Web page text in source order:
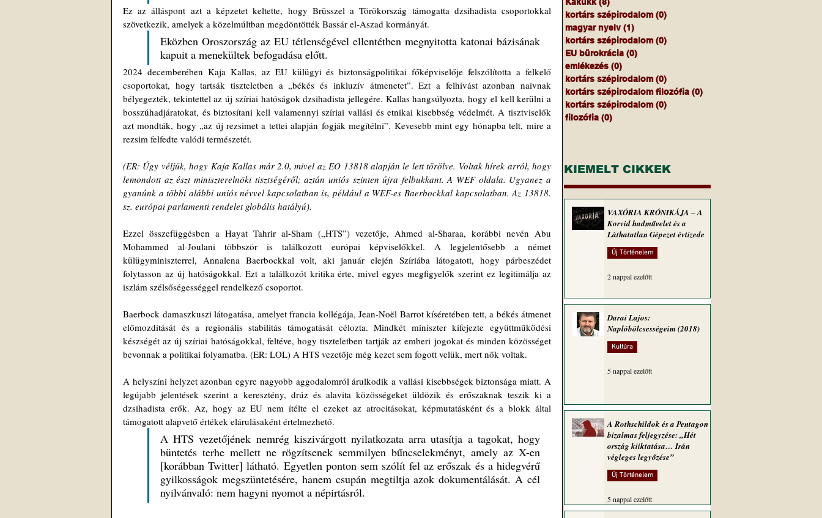
Ez az álláspont azt a képzetet keltette, hogy Brüsszel a Törökország támogatta dzsihadista csoportokkal
szövetkezik, amelyek a közelmúltban megdöntötték Bassár el-Aszad kormányát.
Eközben Oroszország az EU tétlenségével ellentétben megnyitotta katonai bázisának
kapuit a menekültek befogadása előtt.
2024 decemberében Kaja Kallas, az EU külügyi és biztonságpolitikai főképviselője felszólította a felkelő
csoportokat, hogy tartsák tiszteletben a „békés és inkluzív átmenetet”. Ezt a felhívást azonban naivnak
bélyegezték, tekintettel az új szíriai hatóságok dzsihadista jellegére. Kallas hangsúlyozta, hogy el kell kerülni a
bosszúhadjáratokat, és biztosítani kell valamennyi szíriai vallási és etnikai kisebbség védelmét. A tisztviselők
azt mondták, hogy „az új rezsimet a tettei alapján fogják megítélni”. Kevesebb mint egy hónapba telt, mire a
rezsim felfedte valódi természetét.
(ER: Úgy véljük, hogy Kaja Kallas már 2.0, mivel az EO 13818 alapján le lett törölve. Voltak hírek arról, hogy
lemondott az észt miniszterelnöki tisztségéről; aztán uniós szinten újra felbukkant. A WEF oldala. Ugyanez a
gyanúnk a többi alábbi uniós névvel kapcsolatban is, például a WEF-es Baerbockkal kapcsolatban. Az 13818.
sz. európai parlamenti rendelet globális hatályú).
Ezzel összefüggésben a Hayat Tahrir al-Sham („HTS”) vezetője, Ahmed al-Sharaa, korábbi nevén Abu
Mohammed al-Joulani többször is találkozott európai képviselőkkel. A legjelentősebb a német
külügyminiszterrel, Annalena Baerbockkal volt, aki január elején Szíriába látogatott, hogy párbeszédet
folytasson az új hatóságokkal. Ezt a találkozót kritika érte, mivel egyes megfigyelők szerint ez legitimálja az
iszlám szélsőségességgel rendelkező csoportot.
Baerbock damaszkuszi látogatása, amelyet francia kollégája, Jean-Noël Barrot kíséretében tett, a békés átmenet
előmozdítását és a regionális stabilitás támogatását célozta. Mindkét miniszter kifejezte együttműködési
készségét az új szíriai hatóságokkal, feltéve, hogy tiszteletben tartják az emberi jogokat és minden közösséget
bevonnak a politikai folyamatba. (ER: LOL) A HTS vezetője még kezet sem fogott velük, mert nők voltak.
A helyszíni helyzet azonban egyre nagyobb aggodalomról árulkodik a vallási kisebbségek biztonsága miatt. A
legújabb jelentések szerint a keresztény, drúz és alavita közösségeket üldözik és erőszaknak teszik ki a
dzsihadista erők. Az, hogy az EU nem ítélte el ezeket az atrocitásokat, képmutatásként és a blokk által
támogatott alapvető értékek elárulásaként értelmezhető.
A HTS vezetőjének nemrég kiszivárgott nyilatkozata arra utasítja a tagokat, hogy
büntetés terhe mellett ne rögzítsenek semmilyen bűncselekményt, amely az X-en
[korábban Twitter] látható. Egyetlen ponton sem szólít fel az erőszak és a hidegvérű
gyilkosságok megszüntetésére, hanem csupán megtiltja azok dokumentálását. A cél
nyilvánvaló: nem hagyni nyomot a népirtásról.
kortárs szépirodalom (0)
magyar nyelv (1)
kortárs szépirodalom (0)
EU bürokrácia (0)
emlékezés (0)
kortárs szépirodalom (0)
kortárs szépirodalom filozófia (0)
kortárs szépirodalom (0)
filozófia (0)
KIEMELT CIKKEK
VAXÓRIA KRÓNIKÁJA ‒ A
Korvid hadművelet és a
Láthatatlan Gépezet évtizede
Új Történelem
2 nappal ezelőtt
Darai Lajos:
Naplóbölcsességeim (2018)
Kultúra
5 nappal ezelőtt
A Rothschildok és a Pentagon
bizalmas feljegyzése: „Hét
ország kiiktatása… Irán
végleges legyőzése”
Új Történelem
5 nappal ezelőtt